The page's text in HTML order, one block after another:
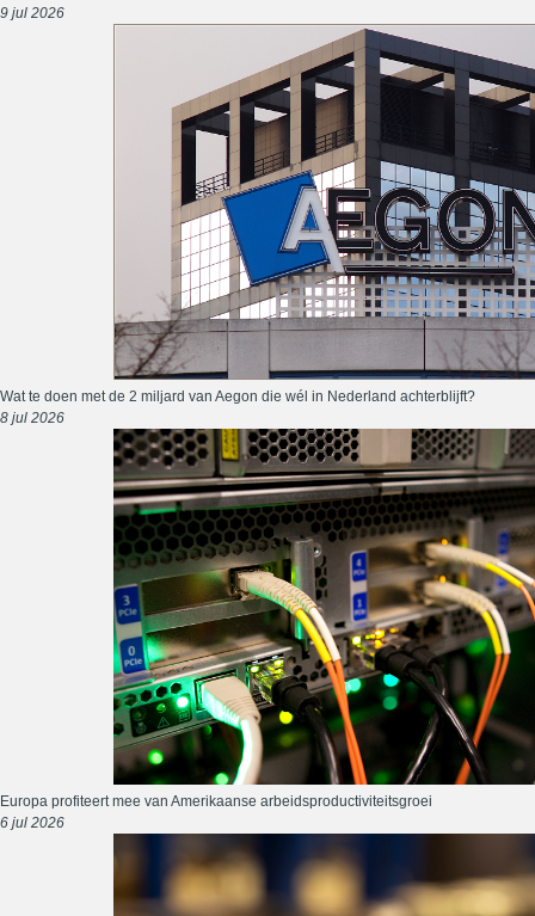
9 jul 2026
Wat te doen met de 2 miljard van Aegon die wél in Nederland achterblijft?
8 jul 2026
Europa profiteert mee van Amerikaanse arbeidsproductiviteitsgroei
6 jul 2026